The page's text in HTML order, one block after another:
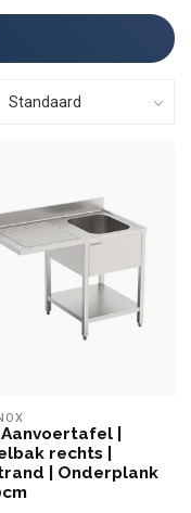
Aanvoertafel |
rechts |
| Onderplank